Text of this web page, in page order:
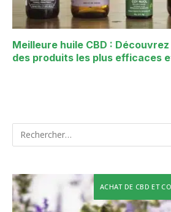
Meilleure huile CBD :
des produits les plus efficaces
ACHAT DE CBD ET